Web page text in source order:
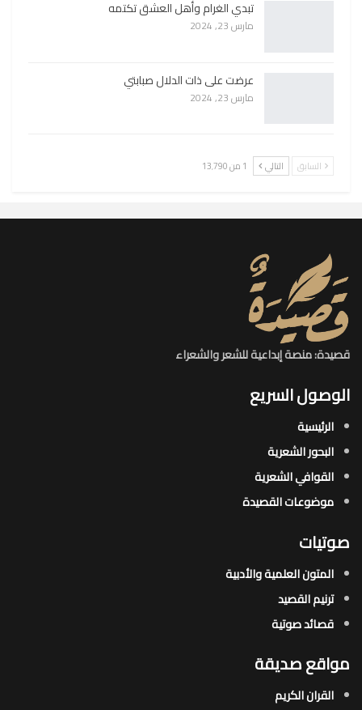
تبدي الغرام وأهل العشق تكتمه
مارس 23, 2024
عرضت على ذات الدلال صبابتي
مارس 23, 2024
السابق التالي 1 من 13٬790
قصيدة: منصة إبداعية للشعر والشعراء
الوصول السريع
الرئيسية
البحور الشعرية​
القوافي الشعرية​
موضوعات القصيدة​
صوتيات
المتون العلمية والأدبية
ترنيم القصيد
قصائد صوتية
مواقع صديقة
القران الكريم